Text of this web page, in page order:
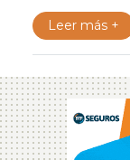
Leer más +